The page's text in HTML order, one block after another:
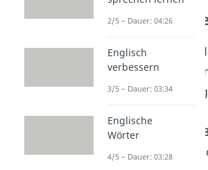
Akt 1 —
VorMacbeths
Duncanmit
bewundert die
des Schlosses
Umgebung. Auch
dass der Ort
2/5 – Dauer: 04:26
Englisch
verbessern
3/5 – Dauer: 03:34
Englische
Wörter
4/5 – Dauer: 03:28